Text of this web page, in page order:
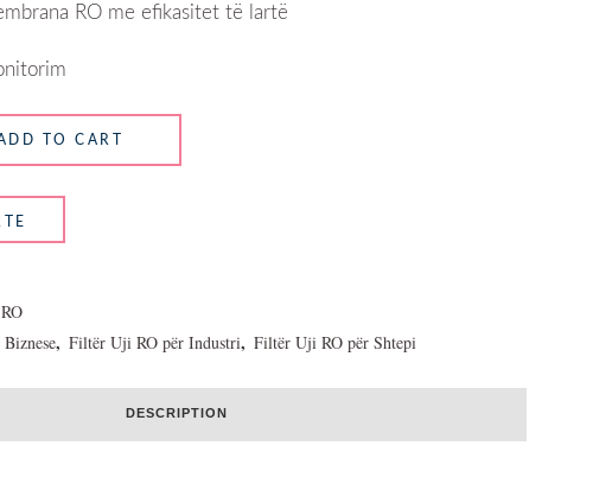
RO me efikasitet të lartë
TO CART
, Filtër Uji RO për Industri, Filtër Uji RO për Shtepi
DESCRIPTION